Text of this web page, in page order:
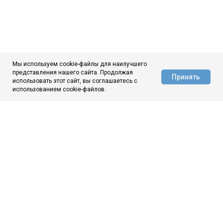
АЦ ЦНИИчермет
Мы используем cookie-файлы для наилучшего
представления нашего сайта. Продолжая
использовать этот сайт, вы соглашаетесь с
использованием cookie-файлов.
Принять